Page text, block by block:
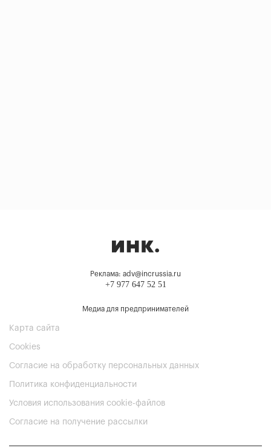
Реклама: adv@incrussia.ru
+7 977 647 52 51
Медиа для предпринимателей
Карта сайта
Cookies
Согласие на обработку персональных данных
Политика конфиденциальности
Условия использования cookie-файлов
Согласие на получение рассылки